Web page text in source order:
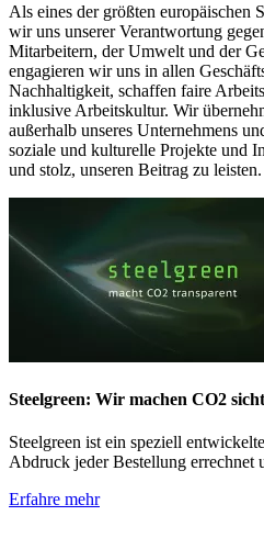
Als eines der größten europäischen
wir uns unserer Verantwortung
Mitarbeitern, der Umwelt und der
engagieren wir uns in allen
Nachhaltigkeit, schaffen faire
inklusive Arbeitskultur. Wir
außerhalb unseres Unternehmens
soziale und kulturelle Projekte und
und stolz, unseren Beitrag zu leisten.
Steelgreen: Wir machen CO2
Steelgreen ist ein speziell
Abdruck jeder Bestellung errechnet
Erfahre mehr